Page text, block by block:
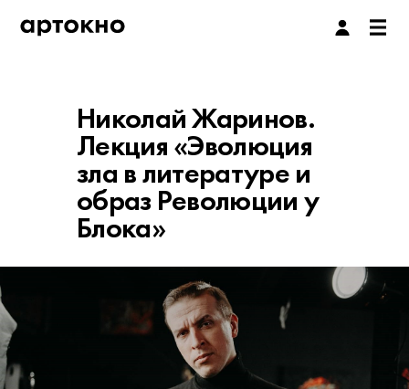
Николай Жаринов.
Лекция «Эволюция
зла в литературе и
образ Революции у
Блока»